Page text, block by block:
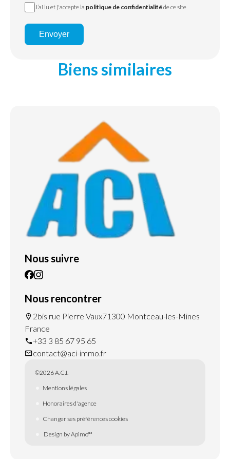
J’ai lu et j'accepte la politique de confidentialitéde ce site
Envoyer
Biens similaires
Nous suivre
Nous rencontrer
2bis rue Pierre Vaux71300 Montceau-les-Mines
France
+33 3 85 67 95 65
contact@aci-immo.fr
©2026 A.C.I.
Mentions légales
Honoraires d'agence
Changer ses préférences cookies
Design byApimo™